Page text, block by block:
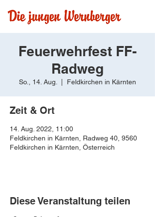
Feuerwehrfest FF-
Radweg
So., 14. Aug. Feldkirchen in Kärnten
Zeit & Ort
14. Aug. 2022, 11:00
Feldkirchen in Kärnten, Radweg 40, 9560
Feldkirchen in Kärnten, Österreich
Diese Veranstaltung teilen